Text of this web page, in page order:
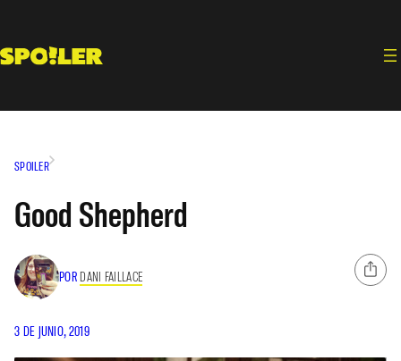
contenido
SPOILER
Good Shepherd
POR DANI FAILLACE
3 DE JUNIO, 2019